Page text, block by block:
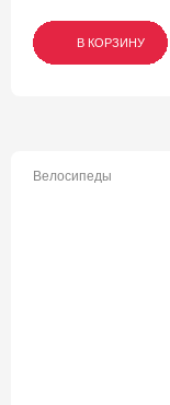
В КОРЗИНУ
В КОРЗИНУ
В КОРЗИНУ
Велосипеды